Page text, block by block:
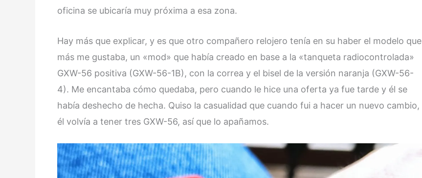
oficina se ubicaría muy próxima a esa zona.
Hay más que explicar, y es que otro compañero relojero tenía en su haber el modelo que
más me gustaba, un «mod» que había creado en base a la «tanqueta radiocontrolada»
GXW-56 positiva (GXW-56-1B), con la correa y el bisel de la versión naranja (GXW-56-
4). Me encantaba cómo quedaba, pero cuando le hice una oferta ya fue tarde y él se
había deshecho de hecha. Quiso la casualidad que cuando fui a hacer un nuevo cambio,
él volvía a tener tres GXW-56, así que lo apañamos.